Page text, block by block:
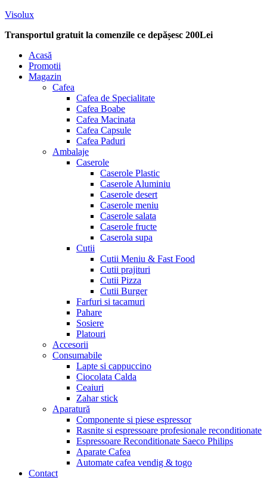
Visolux
Transportul gratuit la comenzile ce depășesc 200Lei
Menu
Acasă
Promotii
Magazin
Cafea
Cafea de Specialitate
Cafea Boabe
Cafea Macinata
Cafea Capsule
Cafea Paduri
Ambalaje
Caserole
Caserole Plastic
Caserole Aluminiu
Caserole desert
Caserole meniu
Caserole salata
Caserole fructe
Caserola supa
Cutii
Cutii Meniu & Fast Food
Cutii prajituri
Cutii Pizza
Cutii Burger
Farfuri si tacamuri
Pahare
Sosiere
Platouri
Accesorii
Consumabile
Lapte si cappuccino
Ciocolata Calda
Ceaiuri
Zahar stick
Aparatură
Componente si piese espressor
Rasnite si espressoare profesionale reconditionate
Espressoare Reconditionate Saeco Philips
Aparate Cafea
Automate cafea vendig & togo
Contact